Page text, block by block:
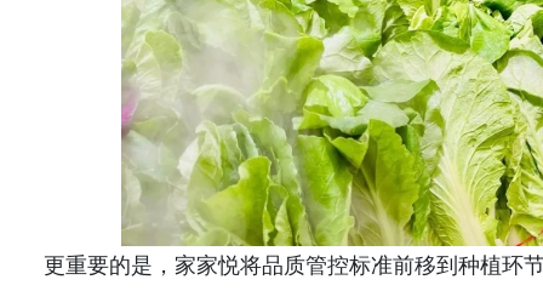
更重要的是，家家悦将品质管控标准前移到种植环